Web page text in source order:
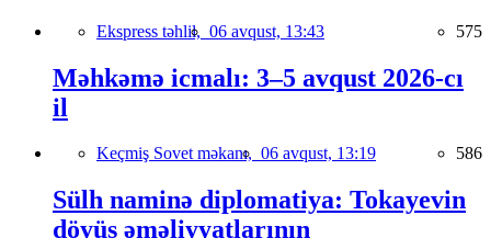
Ekspress təhlil, 06 avqust, 13:43 575
Məhkəmə icmalı: 3–5 avqust 2026-cı
il
Keçmiş Sovet məkanı, 06 avqust, 13:19 586
Sülh naminə diplomatiya: Tokayevin
döyüş əməliyyatlarının